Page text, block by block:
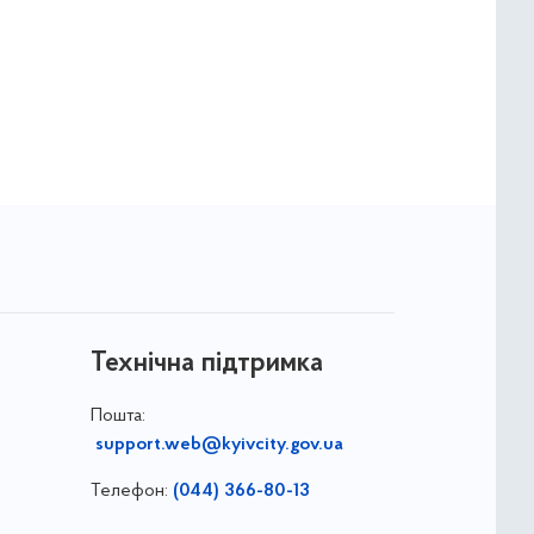
Технічна підтримка
Пошта:
support.web@kyivcity.gov.ua
Телефон: (044) 366-80-13